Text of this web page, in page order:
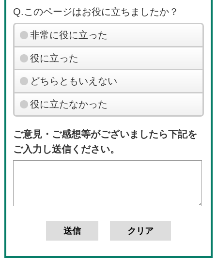
Q.このページはお役に立ちましたか？
非常に役に立った
役に立った
どちらともいえない
役に立たなかった
ご意見・ご感想等がございましたら下記を
ご入力し送信ください。